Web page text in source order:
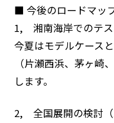
■ 今後のロードマッ
1, 湘南海岸でのテス
今夏はモデルケース
（片瀬西浜、茅ヶ崎
します。
2, 全国展開の検討（